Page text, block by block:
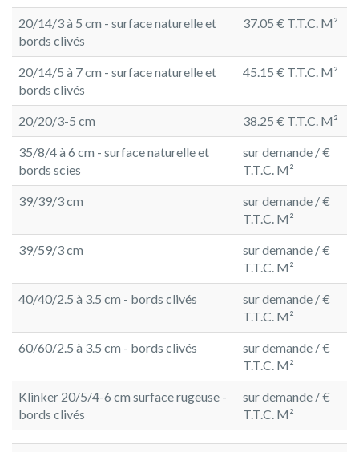
20/14/3 à 5 cm - surface naturelle et
bords clivés
37.05 € T.T.C. M²
20/14/5 à 7 cm - surface naturelle et
bords clivés
45.15 € T.T.C. M²
20/20/3-5 cm 38.25 € T.T.C. M²
35/8/4 à 6 cm - surface naturelle et
bords scies
sur demande / €
T.T.C. M²
39/39/3 cm
sur demande / €
T.T.C. M²
39/59/3 cm
sur demande / €
T.T.C. M²
40/40/2.5 à 3.5 cm - bords clivés
sur demande / €
T.T.C. M²
60/60/2.5 à 3.5 cm - bords clivés
sur demande / €
T.T.C. M²
Klinker 20/5/4-6 cm surface rugeuse -
bords clivés
sur demande / €
T.T.C. M²